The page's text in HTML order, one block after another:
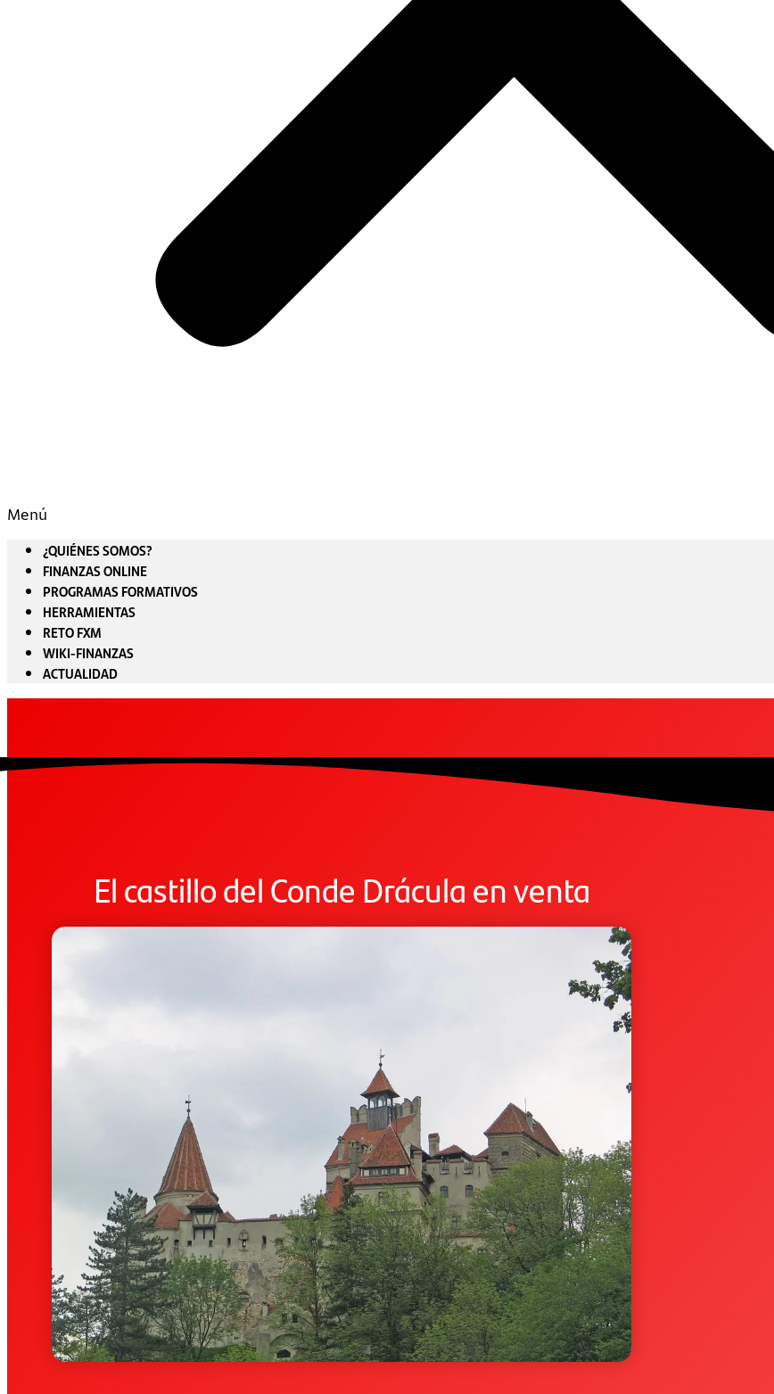
Menú
¿QUIÉNES SOMOS?
FINANZAS ONLINE
PROGRAMAS FORMATIVOS
HERRAMIENTAS
RETO FXM
WIKI-FINANZAS
ACTUALIDAD
El castillo del Conde Drácula en venta